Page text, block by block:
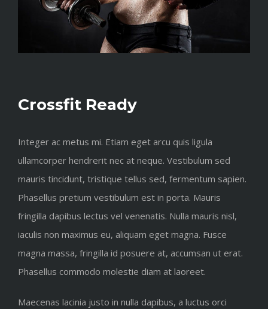
Crossfit Ready
Integer ac metus mi. Etiam eget arcu quis ligula
ullamcorper hendrerit nec at neque. Vestibulum sed
mauris tincidunt, tristique tellus sed, fermentum sapien.
Phasellus pretium vestibulum est in porta. Mauris
fringilla dapibus lectus vel venenatis. Nulla mauris nisl,
iaculis non maximus eu, aliquam eget magna. Fusce
magna massa, fringilla id posuere at, accumsan ut erat.
Phasellus commodo molestie diam at laoreet.
Maecenas lacinia justo in nulla dapibus, a luctus orci